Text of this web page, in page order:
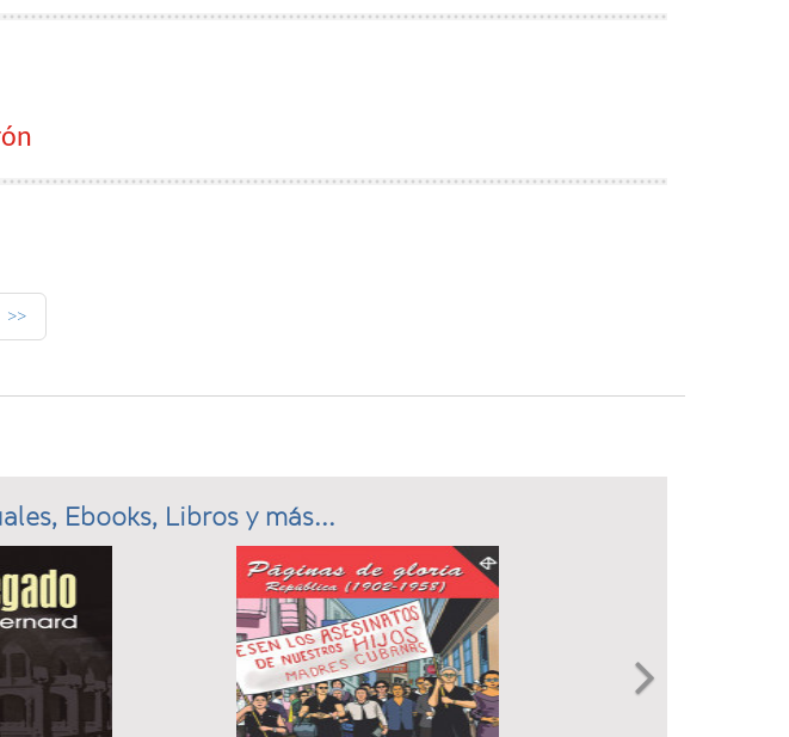
>>
Ebooks, Libros y más...
